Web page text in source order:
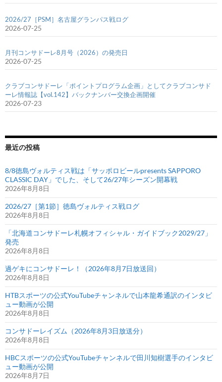
2026/27［PSM］名古屋グランパス戦ログ
2026-07-25
月刊コンサドーレ8月号（2026）の発売日
2026-07-25
クラブコンサドーレ「ポイントプログラム企画」としてクラブコンサド
ーレ情報誌【vol.142】バックナンバー交換企画開催
2026-07-23
最近の投稿
8/8徳島ヴォルティス戦は「サッポロビールpresents SAPPORO
CLASSIC DAY」でした、そして26/27年シーズン開幕戦
2026年8月8日
2026/27［第1節］徳島ヴォルティス戦ログ
2026年8月8日
「北海道コンサドーレ札幌オフィシャル・ガイドブック2029/27」
発売
2026年8月8日
過ゲキにコンサドーレ！（2026年8月7日放送回）
2026年8月8日
HTBスポーツの公式YouTubeチャンネルで山本龍希通訳のインタビ
ュー動画が公開
2026年8月8日
コンサドーレイズム（2026年8月3日放送分）
2026年8月8日
HBCスポーツの公式YouTubeチャンネルで田川知樹選手のインタビ
ュー動画が公開
2026年8月7日